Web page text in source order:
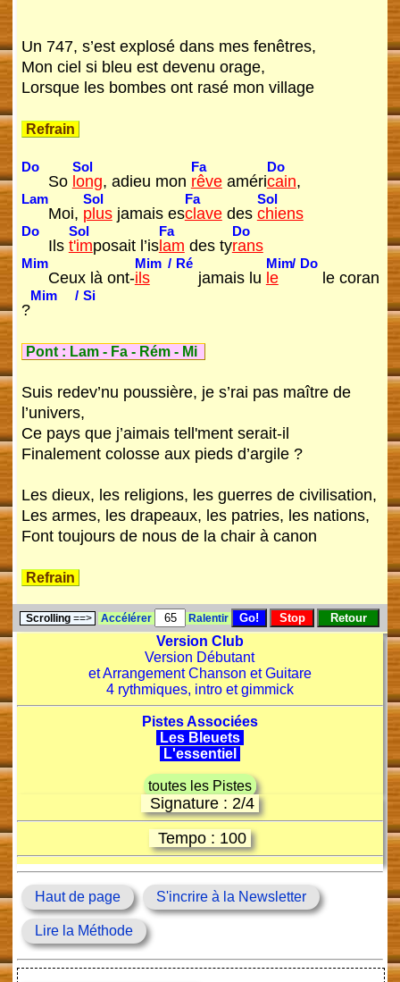
Un 747, s’est explosé dans mes fenêtres,
Mon ciel si bleu est devenu orage,
Lorsque les bombes ont rasé mon village
Refrain
Do
So
Sol
long, adieu mon
Fa
rêveaméri
Do
cain,
Lam
Moi,
Sol
plusjamais es
Fa
clavedes
Sol
chiens
Do
Ils
Sol
t'imposait l’is
Fa
lam des ty
Do
rans
Mim
Ceux là ont-
Mim
ils
/ Ré
jamais lu
Mim
le
/ Do
le coran
?
Mim / Si
Pont : Lam- Fa- Rém- Mi
Suis redev’nu poussière, je s’rai pas maître de
l’univers,
Ce pays que j’aimais tell'ment serait-il
Finalement colosse aux pieds d’argile ?
Les dieux, les religions, les guerres de civilisation,
Les armes, les drapeaux, les patries, les nations,
Font toujours de nous de la chair à canon
Refrain
Scrolling==> Accélérer Ralentir
Version Club
Version Débutant
et Arrangement Chanson et Guitare
4 rythmiques, intro et gimmick
Pistes Associées
Les Bleuets
L'essentiel
toutes les Pistes
Signature : 2/4
Tempo : 100
Haut de page S'incrire à la Newsletter
Lire la Méthode